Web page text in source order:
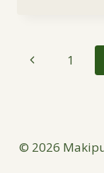
Page
Previous
1
© 2026